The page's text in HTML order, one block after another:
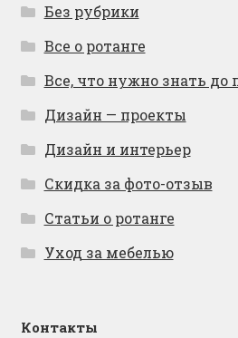
Без рубрики
Все о ротанге
Все, что нужно знать до
Дизайн — проекты
Дизайн и интерьер
Скидка за фото-отзыв
Статьи о ротанге
Уход за мебелью
Контакты